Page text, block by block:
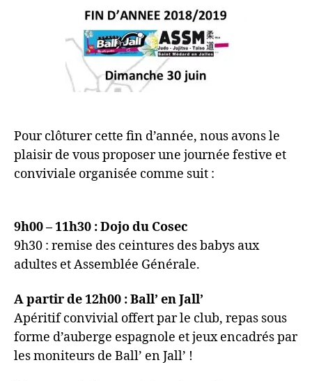
Pour clôturer cette fin d’année, nous avons le
plaisir de vous proposer une journée festive et
conviviale organisée comme suit :
9h00 – 11h30 : Dojo du Cosec
9h30 : remise des ceintures des babys aux
adultes et Assemblée Générale.
A partir de 12h00 : Ball’ en Jall’
Apéritif convivial offert par le club, repas sous
forme d’auberge espagnole et jeux encadrés par
les moniteurs de Ball’ en Jall’ !